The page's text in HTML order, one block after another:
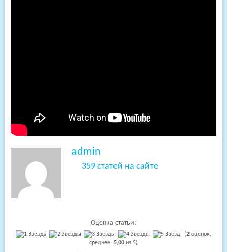
admin
359 статей на сайте
Оценка статьи:
(2оценок,
среднее: 5,00из 5)